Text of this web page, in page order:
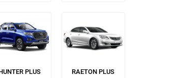
PLUS RAETON PLUS